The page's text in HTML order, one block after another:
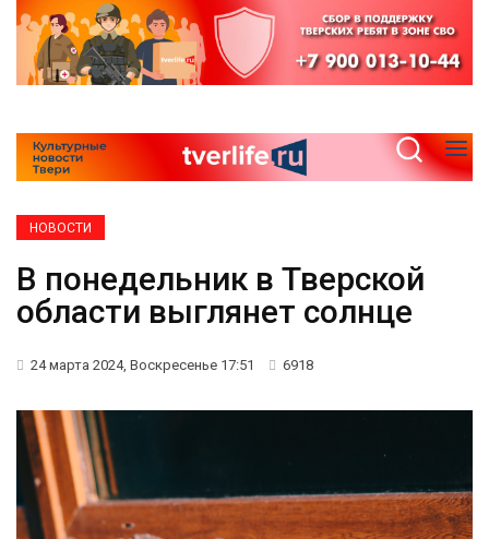
НОВОСТИ
В понедельник в Тверской
области выглянет солнце
24 марта 2024, Воскресенье 17:51 6918